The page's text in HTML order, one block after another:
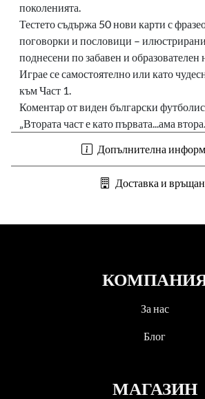
поколенията.
Тестето съдържа 50 нови карти с
поговорки и пословици –
поднесени по забавен и образователен
Играе се самостоятелно или като
към Част 1.
Коментар от виден български
„Втората част е като първата...ама
Допълнителна
Доставка и
За нас
Блог
МАГАЗИН